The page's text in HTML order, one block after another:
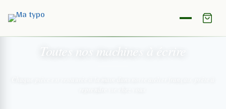
Toutes nos machines